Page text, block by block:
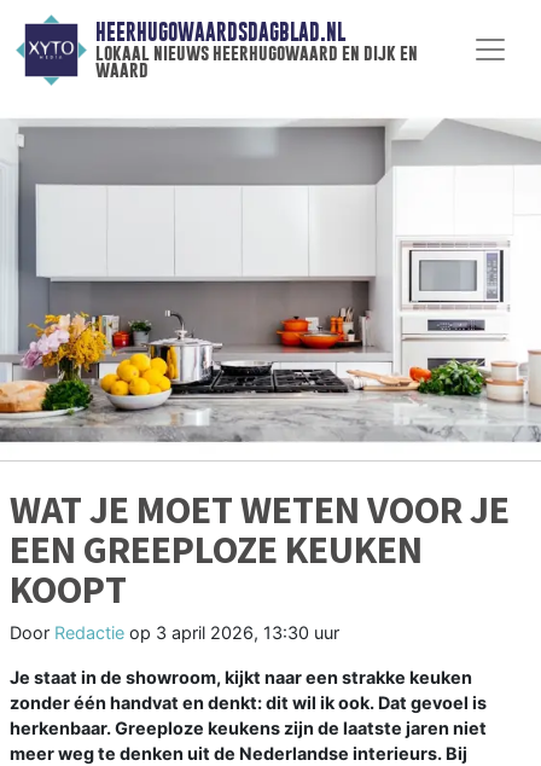
HEERHUGOWAARDSDAGBLAD.NL
lokaal nieuws heerhugowaard en dijk en
waard
WAT JE MOET WETEN VOOR JE
EEN GREEPLOZE KEUKEN
KOOPT
Door Redactie op 3 april 2026, 13:30 uur
Je staat in de showroom, kijkt naar een strakke keuken
zonder één handvat en denkt: dit wil ik ook. Dat gevoel is
herkenbaar. Greeploze keukens zijn de laatste jaren niet
meer weg te denken uit de Nederlandse interieurs. Bij